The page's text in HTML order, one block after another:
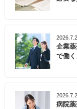
企業
で働
病院